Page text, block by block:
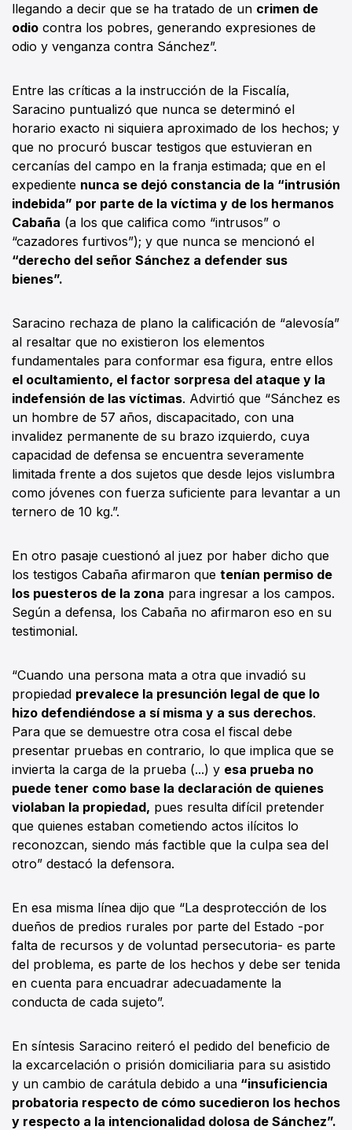
llegando a decir que se ha tratado de un crimen de
odio contra los pobres, generando expresiones de
odio y venganza contra Sánchez”.
Entre las críticas a la instrucción de la Fiscalía,
Saracino puntualizó que nunca se determinó el
horario exacto ni siquiera aproximado de los hechos; y
que no procuró buscar testigos que estuvieran en
cercanías del campo en la franja estimada; que en el
expediente nunca se dejó constancia de la “intrusión
indebida” por parte de la víctima y de los hermanos
Cabaña (a los que califica como “intrusos” o
“cazadores furtivos”); y que nunca se mencionó el
“derecho del señor Sánchez a defender sus
bienes”.
Saracino rechaza de plano la calificación de “alevosía”
al resaltar que no existieron los elementos
fundamentales para conformar esa figura, entre ellos
el ocultamiento, el factor sorpresa del ataque y la
indefensión de las víctimas. Advirtió que “Sánchez es
un hombre de 57 años, discapacitado, con una
invalidez permanente de su brazo izquierdo, cuya
capacidad de defensa se encuentra severamente
limitada frente a dos sujetos que desde lejos vislumbra
como jóvenes con fuerza suficiente para levantar a un
ternero de 10 kg.”.
En otro pasaje cuestionó al juez por haber dicho que
los testigos Cabaña afirmaron que tenían permiso de
los puesteros de la zona para ingresar a los campos.
Según a defensa, los Cabaña no afirmaron eso en su
testimonial.
“Cuando una persona mata a otra que invadió su
propiedad prevalece la presunción legal de que lo
hizo defendiéndose a sí misma y a sus derechos.
Para que se demuestre otra cosa el fiscal debe
presentar pruebas en contrario, lo que implica que se
invierta la carga de la prueba (...) y esa prueba no
puede tener como base la declaración de quienes
violaban la propiedad, pues resulta difícil pretender
que quienes estaban cometiendo actos ilícitos lo
reconozcan, siendo más factible que la culpa sea del
otro” destacó la defensora.
En esa misma línea dijo que “La desprotección de los
dueños de predios rurales por parte del Estado -por
falta de recursos y de voluntad persecutoria- es parte
del problema, es parte de los hechos y debe ser tenida
en cuenta para encuadrar adecuadamente la
conducta de cada sujeto”.
En síntesis Saracino reiteró el pedido del beneficio de
la excarcelación o prisión domiciliaria para su asistido
y un cambio de carátula debido a una “insuficiencia
probatoria respecto de cómo sucedieron los hechos
y respecto a la intencionalidad dolosa de Sánchez”.